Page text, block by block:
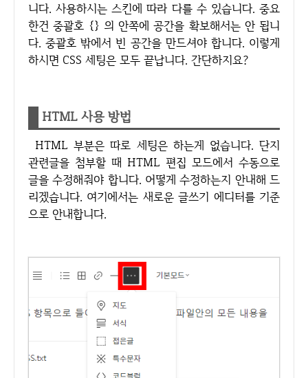
니다. 사용하시는 스킨에 따라 다를 수 있습니다. 중요
한건 중괄호 {} 의 안쪽에 공간을 확보해서는 안 됩니
다. 중괄호 밖에서 빈 공간을 만드셔야 합니다. 이렇게
하시면 CSS 세팅은 모두 끝납니다. 간단하지요?
HTML 사용 방법
HTML 부분은 따로 세팅은 하는게 없습니다. 단지
관련글을 첨부할 때 HTML 편집 모드에서 수동으로
글을 수정해줘야 합니다. 어떻게 수정하는지 안내해 드
리겠습니다. 여기에서는 새로운 글쓰기 에디터를 기준
으로 안내합니다.